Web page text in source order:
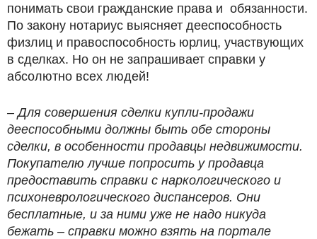
понимать свои гражданские права и обязанности.
По закону нотариус выясняет дееспособность
физлиц и правоспособность юрлиц, участвующих
в сделках. Но он не запрашивает справки у
абсолютно всех людей!
– Для совершения сделки купли-продажи
дееспособными должны быть обе стороны
сделки, в особенности продавцы недвижимости.
Покупателю лучше попросить у продавца
предоставить справки с наркологического и
психоневрологического диспансеров. Они
бесплатные, и за ними уже не надо никуда
бежать – справки можно взять на портале